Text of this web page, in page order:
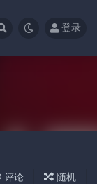
登录
评论 随机